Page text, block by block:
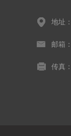
地址
邮箱
传真